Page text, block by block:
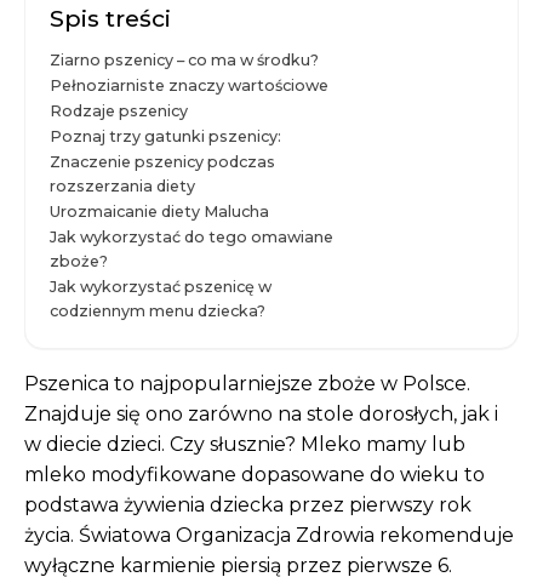
Spis treści
Ziarno pszenicy – co ma w środku?
Pełnoziarniste znaczy wartościowe
Rodzaje pszenicy
Poznaj trzy gatunki pszenicy:
Znaczenie pszenicy podczas
rozszerzania diety
Urozmaicanie diety Malucha
Jak wykorzystać do tego omawiane
zboże?
Jak wykorzystać pszenicę w
codziennym menu dziecka?
Pszenica to najpopularniejsze zboże w Polsce.
Znajduje się ono zarówno na stole dorosłych, jak i
w diecie dzieci. Czy słusznie? Mleko mamy lub
mleko modyfikowane dopasowane do wieku to
podstawa żywienia dziecka przez pierwszy rok
życia. Światowa Organizacja Zdrowia rekomenduje
wyłączne karmienie piersią przez pierwsze 6.